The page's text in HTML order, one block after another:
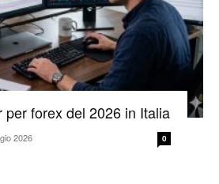
per forex del 2026 in Italia
2026 0